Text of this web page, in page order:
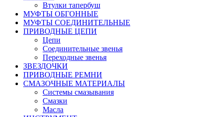
Втулки тапербуш
МУФТЫ ОБГОННЫЕ
МУФТЫ СОЕДИНИТЕЛЬНЫЕ
ПРИВОДНЫЕ ЦЕПИ
Цепи
Соединительные звенья
Переходные звенья
ЗВЕЗДОЧКИ
ПРИВОДНЫЕ РЕМНИ
СМАЗОЧНЫЕ МАТЕРИАЛЫ
Системы смазывания
Смазки
Масла